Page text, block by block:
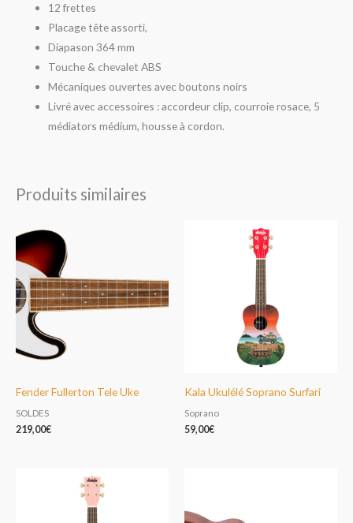
12 frettes
Placage tête assorti,
Diapason 364 mm
Touche & chevalet ABS
Mécaniques ouvertes avec boutons noirs
Livré avec accessoires : accordeur clip, courroie rosace, 5
médiators médium, housse à cordon.
Produits similaires
Fender Fullerton Tele Uke
SOLDES
219,00€
Kala Ukulélé Soprano Surfari
Soprano
59,00€